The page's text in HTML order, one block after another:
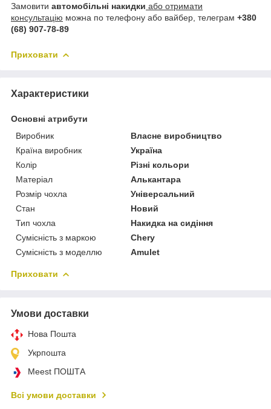
Замовити автомобільні накидки або отримати
консультацію можна по телефону або вайбер, телеграм +380
(68) 907-78-89
Приховати
Характеристики
Основні атрибути
Виробник
Власне виробництво
Країна виробник
Україна
Колір
Різні кольори
Матеріал
Алькантара
Розмір чохла
Універсальний
Стан
Новий
Тип чохла
Накидка на сидіння
Сумісність з маркою
Chery
Сумісність з моделлю
Amulet
Приховати
Умови доставки
Нова Пошта
Укрпошта
Meest ПОШТА
Всі умови доставки